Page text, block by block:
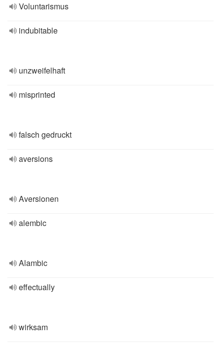
Voluntarismus
indubitable
unzweifelhaft
misprinted
falsch gedruckt
aversions
Aversionen
alembic
Alambic
effectually
wirksam